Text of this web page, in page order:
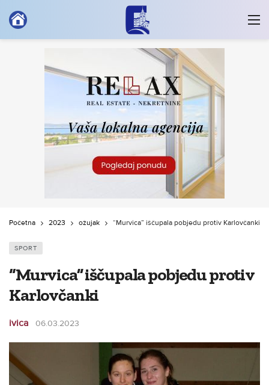
Početna 2023 ožujak “Murvica” iščupala pobjedu protiv Karlovčanki
SPORT
“Murvica” iščupala pobjedu protiv
Karlovčanki
ivica 06.03.2023